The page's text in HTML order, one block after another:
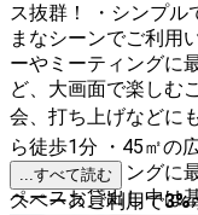
ス抜群！ ・シンプル
まなシーンでご利用
ーやミーティングに
ど、大画面で楽しむ
会、打ち上げなどにもおすすめ！ 👉
ら徒歩1分 ・45㎡の
ーやミーティングに
ペースお貸出し中は
...すべて読む
スペースご利用で3%